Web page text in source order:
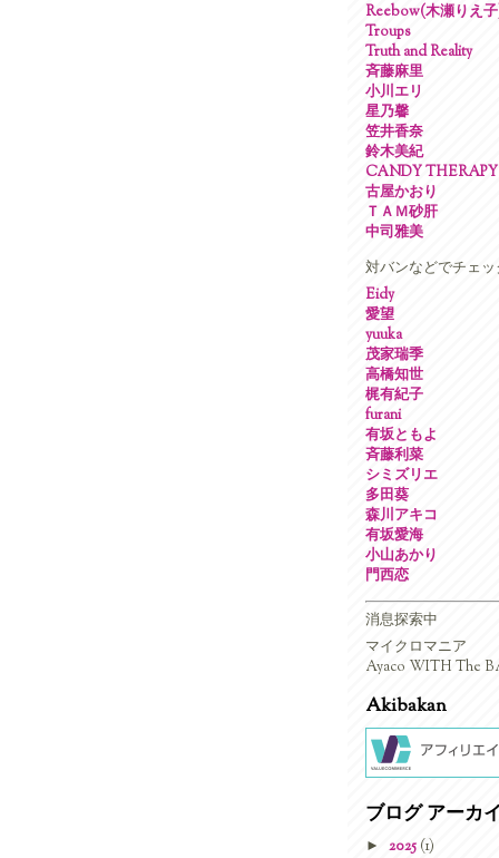
Reebow(木瀬りえ
Troups
Truth and Reality
斉藤麻里
小川エリ
星乃馨
笠井香奈
鈴木美紀
CANDY THERAPY
古屋かおり
ＴＡＭ砂肝
中司雅美
対バンなどでチェ
Eidy
愛望
yuuka
茂家瑞季
高橋知世
梶有紀子
furani
有坂ともよ
斉藤利菜
シミズリエ
多田葵
森川アキコ
有坂愛海
小山あかり
門西恋
消息探索中
マイクロマニア
Ayaco WITH The
Akibakan
ブログ アーカ
► 2025 (1)